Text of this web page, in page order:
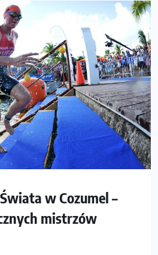
w Cozumel –
mistrzów